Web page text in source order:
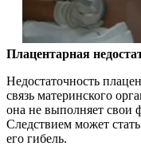
Плацентарная
Недостаточность
связь материнского
она не выполняет свои
Следствием может
его гибель.